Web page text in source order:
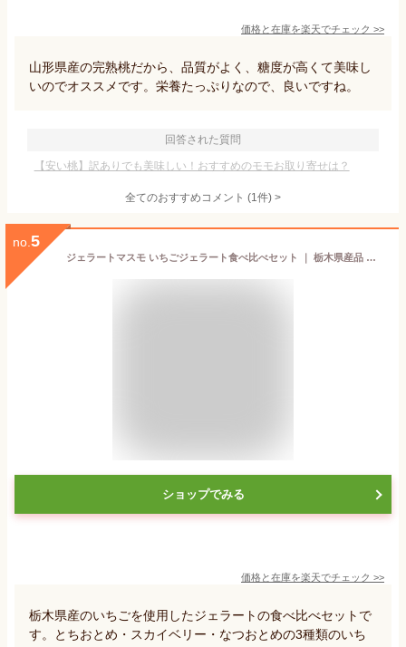
価格と在庫を楽天でチェック >>
山形県産の完熟桃だから、品質がよく、糖度が高くて美味し
いのでオススメです。栄養たっぷりなので、良いですね。
回答された質問
【安い桃】訳ありでも美味しい！おすすめのモモお取り寄せは？
全てのおすすめコメント (1件) >
no. 5
ジェラートマスモ いちごジェラート食べ比べセット ｜ 栃木県産品 宇都宮市 とちぎのいちご 苺スイーツ とちおとめ スカイベリー なつおとめ 栃木県産牛乳 アイス ソルベ ギフト プレゼント 贈り物 お取り寄せグルメ 栃木 お土産 土産 中元 歳暮 FN0J5
ショップでみる
価格と在庫を楽天でチェック >>
栃木県産のいちごを使用したジェラートの食べ比べセットで
す。とちおとめ・スカイベリー・なつおとめの3種類のいち